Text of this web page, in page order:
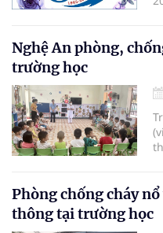
Nghệ An phòng,
trường học
Phòng chống cháy
thông tại trường học